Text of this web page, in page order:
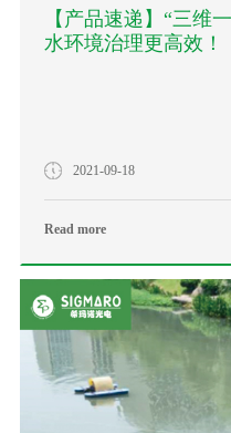
【产品速递】“三维
水环境治理更高效！
2021-09-18
Read more